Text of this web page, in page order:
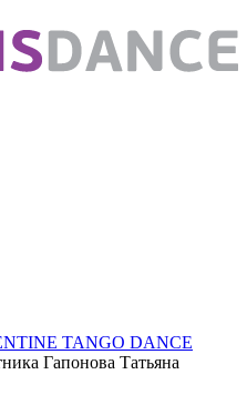
TANGO DANCE
Гапонова Татьяна